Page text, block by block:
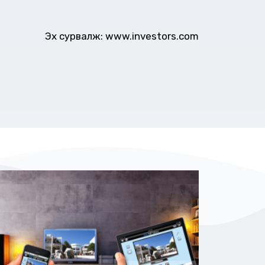
Эх сурвалж: www.investors.com